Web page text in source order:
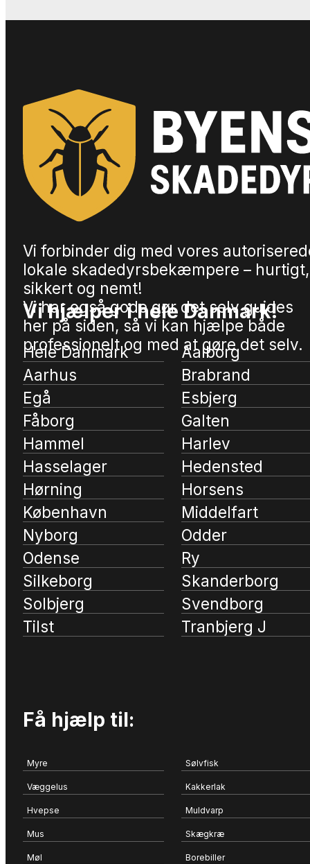
Vi forbinder dig med vores
lokale skadedyrsbekæmpere – hurtigt,
sikkert og nemt!
Vi har også gode gør det selv guides
her på siden, så vi kan hjælpe både
professionelt og med at gøre det selv.
Vi hjælper i hele Danmark!
Hele Danmark
Aalborg
Aarhus
Brabrand
Egå
Esbjerg
Fåborg
Galten
Hammel
Harlev
Hasselager
Hedensted
Hørning
Horsens
København
Middelfart
Nyborg
Odder
Odense
Ry
Silkeborg
Skanderborg
Solbjerg
Svendborg
Tilst
Tranbjerg J
Få hjælp til:
Myre Sølvfisk
Væggelus Kakkerlak
Hvepse Muldvarp
Mus Skægkræ
Møl Borebiller